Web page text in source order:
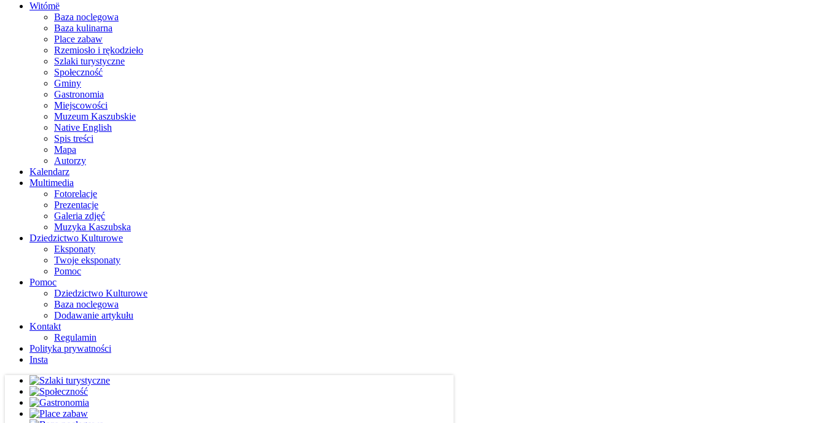
Witómë
Baza noclegowa
Baza kulinarna
Place zabaw
Rzemiosło i rękodzieło
Szlaki turystyczne
Społeczność
Gminy
Gastronomia
Miejscowości
Muzeum Kaszubskie
Native English
Spis treści
Mapa
Autorzy
Kalendarz
Multimedia
Fotorelacje
Prezentacje
Galeria zdjęć
Muzyka Kaszubska
Dziedzictwo Kulturowe
Eksponaty
Twoje eksponaty
Pomoc
Pomoc
Dziedzictwo Kulturowe
Baza noclegowa
Dodawanie artykułu
Kontakt
Regulamin
Polityka prywatności
Insta